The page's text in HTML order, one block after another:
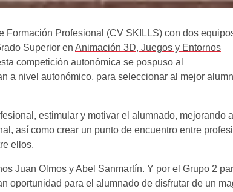
Profesional (CV SKILLS) con dos
Superior en Animación 3D, Juegos y Entornos
competición autonómica se pospuso al
a nivel autonómico, para seleccionar al mejor
estimular y motivar el alumnado, mejorando
así como crear un punto de encuentro entre
ellos.
Juan Olmos y Abel Sanmartín. Y por el Grupo 2
oportunidad para el alumnado de disfrutar de un